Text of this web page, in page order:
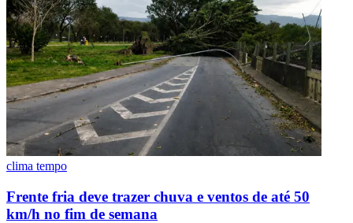
clima tempo
Frente fria deve trazer chuva e ventos de até 50
km/h no fim de semana